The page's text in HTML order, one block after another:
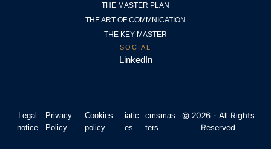
THE MASTER PLAN
THE ART OF COMMNICATION
THE KEY MASTER
SOCIAL
LinkedIn
Legal
notice
-Privacy
Policy
-Cookies
policy
-iatic.
es
-cmsmas
ters
© 2026 - All Rights
Reserved